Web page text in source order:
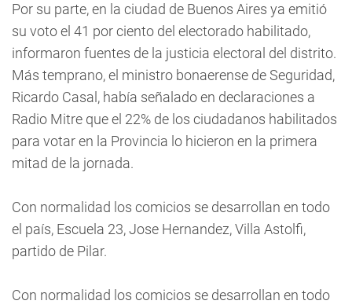
Por su parte, en la ciudad de Buenos Aires ya emitió
su voto el 41 por ciento del electorado habilitado,
informaron fuentes de la justicia electoral del distrito.
Más temprano, el ministro bonaerense de Seguridad,
Ricardo Casal, había señalado en declaraciones a
Radio Mitre que el 22% de los ciudadanos habilitados
para votar en la Provincia lo hicieron en la primera
mitad de la jornada.
Con normalidad los comicios se desarrollan en todo
el país, Escuela 23, Jose Hernandez, Villa Astolfi,
partido de Pilar.
Con normalidad los comicios se desarrollan en todo